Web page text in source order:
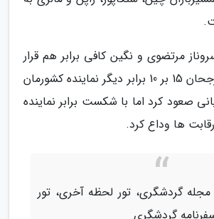
مرتضوی و نگین کافی برابر هم قرار
گرفتند و کافی با رجحان 15 بر 10 برابر دیگر نماینده کشورمان
نفر پایانی صعود کرد اما با شکست برابر نماینده
ها وداع کرد.
مجله گردشگری، تور لحظه آخری، تور
گردشگری